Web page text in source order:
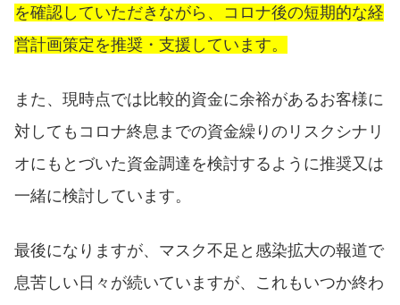
を確認していただきながら、コロナ後の短期的な経
営計画策定を推奨・支援しています。
また、現時点では比較的資金に余裕があるお客様に
対してもコロナ終息までの資金繰りのリスクシナリ
オにもとづいた資金調達を検討するように推奨又は
一緒に検討しています。
最後になりますが、マスク不足と感染拡大の報道で
息苦しい日々が続いていますが、これもいつか終わ